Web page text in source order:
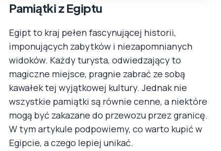
Pamiątki z Egiptu
Egipt to kraj pełen fascynującej historii,
imponujących zabytków i niezapomnianych
widoków. Każdy turysta, odwiedzający to
magiczne miejsce, pragnie zabrać ze sobą
kawałek tej wyjątkowej kultury. Jednak nie
wszystkie pamiątki są równie cenne, a niektóre
mogą być zakazane do przewozu przez granicę.
W tym artykule podpowiemy, co warto kupić w
Egipcie, a czego lepiej unikać.